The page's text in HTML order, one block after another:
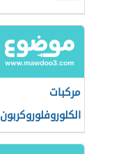
مركبات
الكلوروفلوروكربون